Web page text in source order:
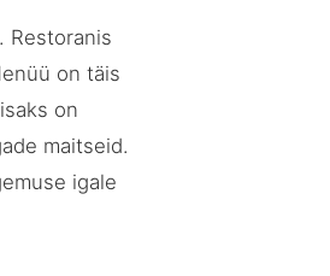
Restoranis
on täis
on
maitseid.
igale